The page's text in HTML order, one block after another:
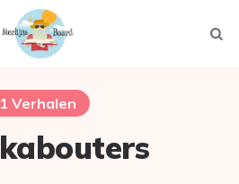
1 Verhalen
kabouters